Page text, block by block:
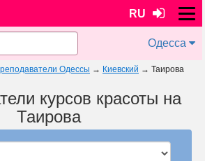
RU
Одесса
Одессы → Киевский → Таирова
курсов красоты на
Таирова